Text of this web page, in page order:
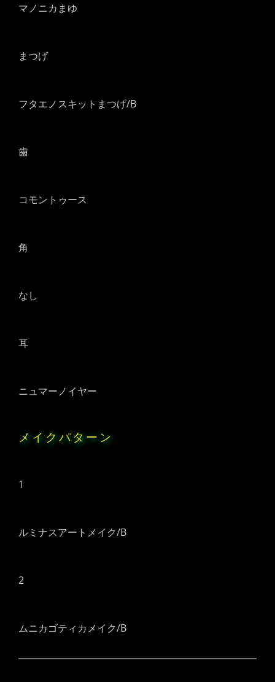
マノニカまゆ
まつげ
フタエノスキットまつげ/B
歯
コモントゥース
角
なし
耳
ニュマーノイヤー
メイクパターン
1
ルミナスアートメイク/B
2
ムニカゴティカメイク/B